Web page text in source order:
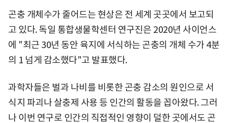
곤충 개체수가 줄어드는 현상은 전 세계 곳곳에서 보고되
고 있다. 독일 통합생물학센터 연구진은 2020년 사이언스
에 "최근 30년 동안 육지에 서식하는 곤충의 개체 수가 4분
의 1 넘게 감소했다"고 발표했다.
과학자들은 벌과 나비를 비롯한 곤충 감소의 원인으로 서
식지 파괴나 살충제 사용 등 인간의 활동을 꼽아왔다. 그러
나 이번 연구로 인간의 직접적인 영향이 덜한 곳에서도 곤